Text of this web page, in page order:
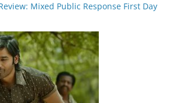
Mixed Public Response First Day